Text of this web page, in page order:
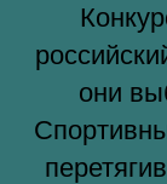
они